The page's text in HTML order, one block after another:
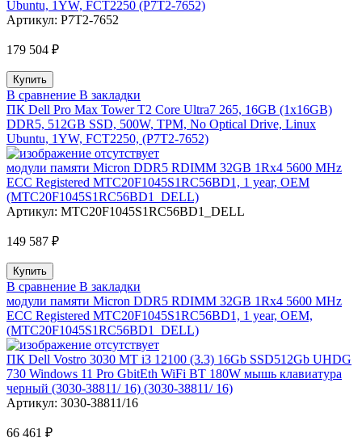
Ubuntu, 1YW, FCT2250 (P7T2-7652)
Артикул: P7T2-7652
179 504 ₽
В сравнение В закладки
ПК Dell Pro Max Tower T2 Core Ultra7 265, 16GB (1x16GB)
DDR5, 512GB SSD, 500W, TPM, No Optical Drive, Linux
Ubuntu, 1YW, FCT2250, (P7T2-7652)
модули памяти Micron DDR5 RDIMM 32GB 1Rx4 5600 MHz
ECC Registered MTC20F1045S1RC56BD1, 1 year, OEM
(MTC20F1045S1RC56BD1_DELL)
Артикул: MTC20F1045S1RC56BD1_DELL
149 587 ₽
В сравнение В закладки
модули памяти Micron DDR5 RDIMM 32GB 1Rx4 5600 MHz
ECC Registered MTC20F1045S1RC56BD1, 1 year, OEM,
(MTC20F1045S1RC56BD1_DELL)
ПК Dell Vostro 3030 MT i3 12100 (3.3) 16Gb SSD512Gb UHDG
730 Windows 11 Pro GbitEth WiFi BT 180W мышь клавиатура
черный (3030-38811/ 16) (3030-38811/ 16)
Артикул: 3030-38811/16
66 461 ₽